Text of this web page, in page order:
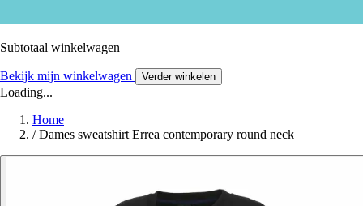
Subtotaal winkelwagen
Bekijk mijn winkelwagen Verder winkelen
Loading...
Home
/ Dames sweatshirt Errea contemporary round neck